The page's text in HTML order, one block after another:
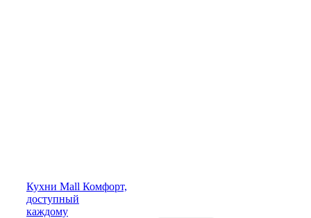
Кухни Mall Комфорт,
доступный
каждому